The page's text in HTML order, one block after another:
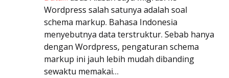
Wordpress salah satunya adalah soal
schema markup. Bahasa Indonesia
menyebutnya data terstruktur. Sebab hanya
dengan Wordpress, pengaturan schema
markup ini jauh lebih mudah dibanding
sewaktu memakai…